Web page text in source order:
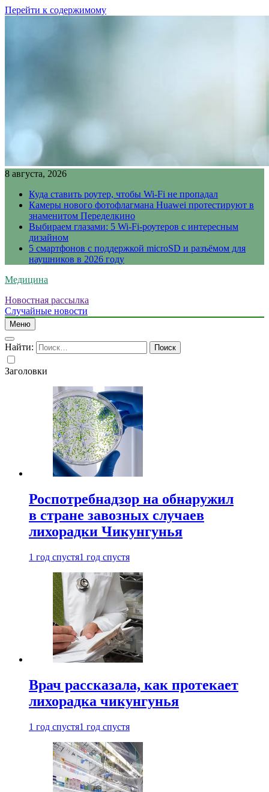
Перейти к содержимому
8 августа, 2026
Куда ставить роутер, чтобы Wi-Fi не пропадал
Камеры нового фотофлагмана Huawei протестируют в
знаменитом Переделкино
Выбираем глазами: 5 Wi-Fi-роутеров с интересным
дизайном
5 смартфонов с поддержкой microSD и разъёмом для
наушников в 2026 году
Медицина
Новостная рассылка
Случайные новости
Меню
Найти:
Заголовки
Роспотребнадзор на обнаружил
в стране завозных случаев
лихорадки Чикунгунья
1 год спустя1 год спустя
Врач рассказала, как протекает
лихорадка чикунгунья
1 год спустя1 год спустя